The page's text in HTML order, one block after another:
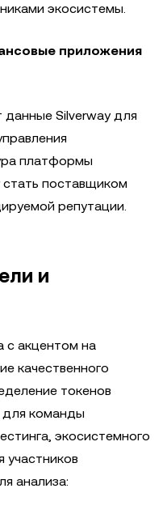
экосистемы.
приложения
Silverway для
платформы
стать поставщиком
репутации.
и
с акцентом на
качественного
токенов
для команды
экосистемного
анализа: